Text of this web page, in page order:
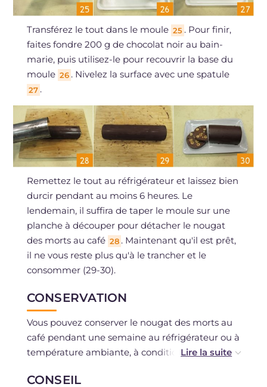
Transférez le tout dans le moule 25 . Pour finir,
faites fondre 200 g de chocolat noir au bain-
marie, puis utilisez-le pour recouvrir la base du
moule 26 . Nivelez la surface avec une spatule
27 .
Remettez le tout au réfrigérateur et laissez bien
durcir pendant au moins 6 heures. Le
lendemain, il suffira de taper le moule sur une
planche à découper pour détacher le nougat
des morts au café 28 . Maintenant qu'il est prêt,
il ne vous reste plus qu'à le trancher et le
consommer (29-30).
CONSERVATION
Vous pouvez conserver le nougat des morts au
café pendant une semaine au réfrigérateur ou à
température ambiante, à condition qu'il soit
en verre.
CONSEIL